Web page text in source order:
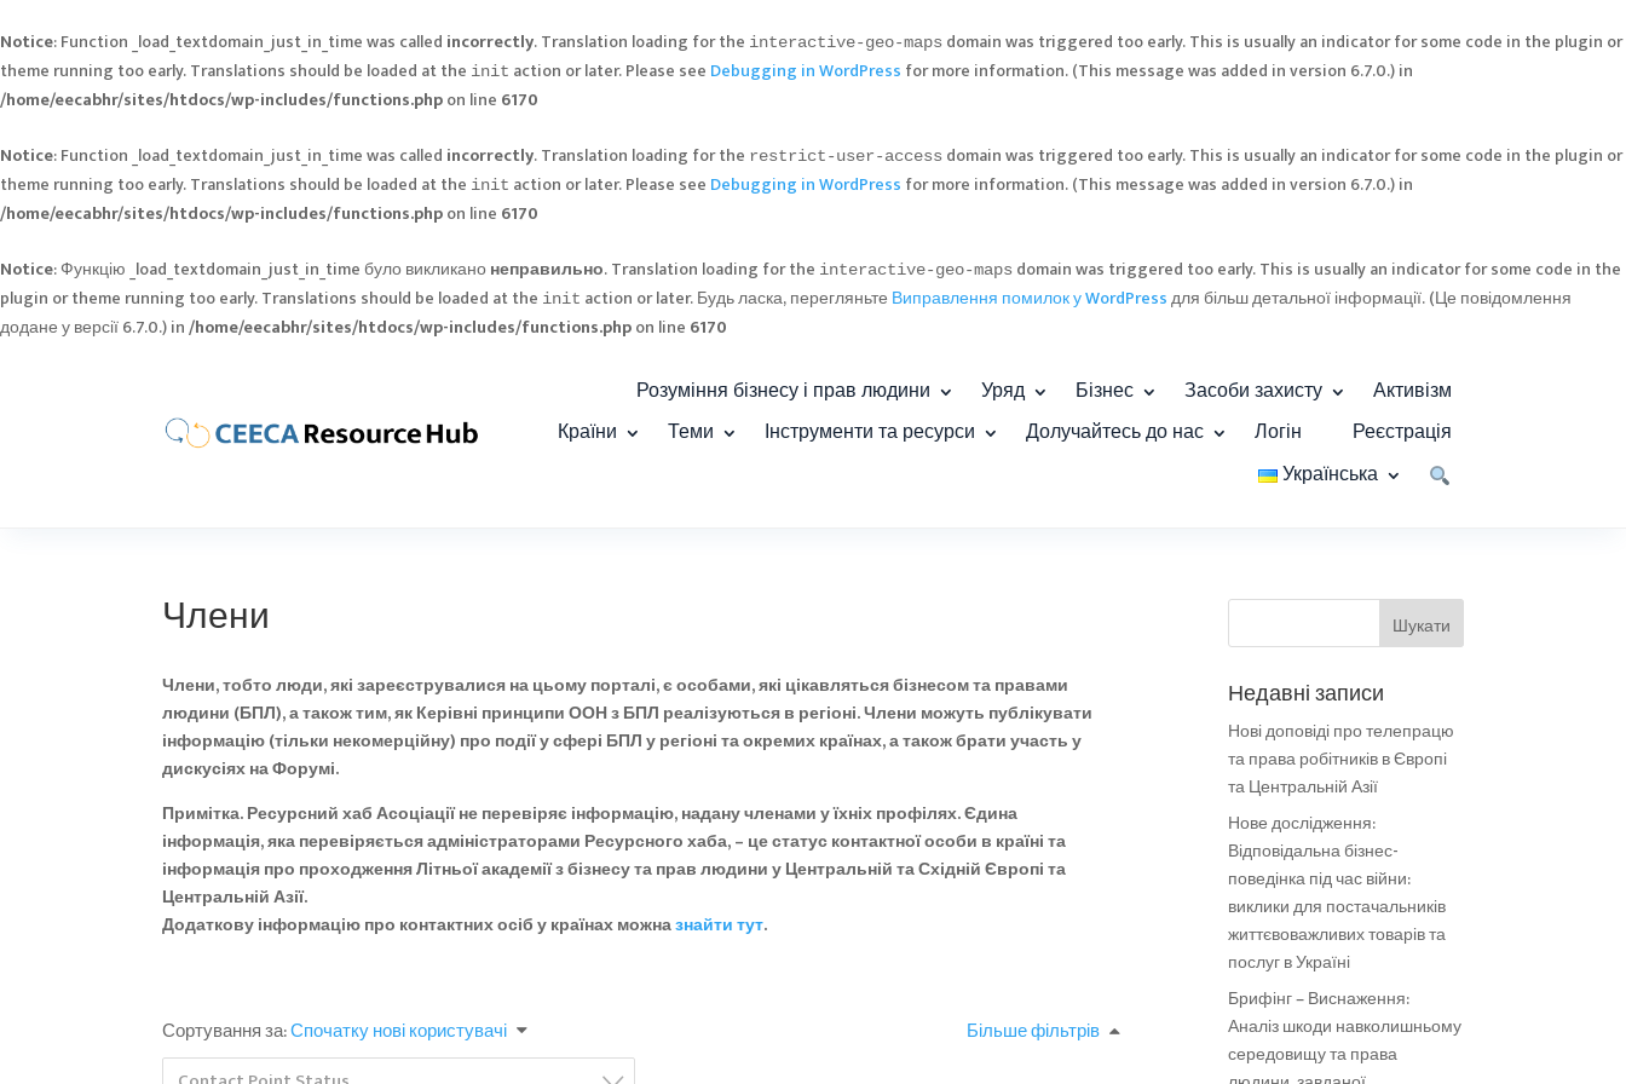
Notice: Function _load_textdomain_just_in_time was called incorrectly. Translation loading for the interactive-geo-maps domain was triggered too early. This is usually an indicator for some code in the plugin or
theme running too early. Translations should be loaded at the init action or later. Please see Debugging in WordPress for more information. (This message was added in version 6.7.0.) in
/home/eecabhr/sites/htdocs/wp-includes/functions.phpon line 6170
Notice: Function _load_textdomain_just_in_time was called incorrectly. Translation loading for the restrict-user-access domain was triggered too early. This is usually an indicator for some code in the plugin or
theme running too early. Translations should be loaded at the init action or later. Please see Debugging in WordPress for more information. (This message was added in version 6.7.0.) in
/home/eecabhr/sites/htdocs/wp-includes/functions.phpon line 6170
Notice: Функцію _load_textdomain_just_in_time було викликанонеправильно. Translation loading for the interactive-geo-maps domain was triggered too early. This is usually an indicator for some code in the
plugin or theme running too early. Translations should be loaded at the init action or later. Будь ласка, перегляньте Виправлення помилок у WordPressдля більш детальної інформації. (Це повідомлення
додане у версії 6.7.0.) in/home/eecabhr/sites/htdocs/wp-includes/functions.phpon line 6170
Розуміння бізнесу і прав людини Уряд Бізнес Засоби захисту
Активізм
Країни
Теми Інструменти та ресурси Долучайтесь до нас Логін
Реєстрація
Українська
Члени
Члени, тобто люди, які зареєструвалися на цьому порталі, є особами, які цікавляться бізнесом та правами
людини (БПЛ), а також тим, як Керівні принципи ООН з БПЛ реалізуються в регіоні. Члени можуть публікувати
інформацію (тільки некомерційну) про події у сфері БПЛ у регіоні та окремих країнах, а також брати участь у
дискусіях на Форумі.
Примітка. Ресурсний хаб Асоціації не перевіряє інформацію, надану членами у їхніх профілях. Єдина
інформація, яка перевіряється адміністраторами Ресурсного хаба, – це статус контактної особи в країні та
інформація про проходження Літньої академії з бізнесу та прав людини у Центральній та Східній Європі та
Центральній Азії.
Додаткову інформацію про контактних осіб у країнах можназнайти тут.
Сортування за:Спочатку нові користувачі
Більше фільтрів
Недавні записи
Нові доповіді про телепрацю
та права робітників в Європі
та Центральній Азії
Нове дослідження:
Відповідальна бізнес-
поведінка під час війни:
виклики для постачальників
життєвоважливих товарів та
послуг в Україні
Брифінг – Виснаження:
Аналіз шкоди навколишньому
середовищу та права